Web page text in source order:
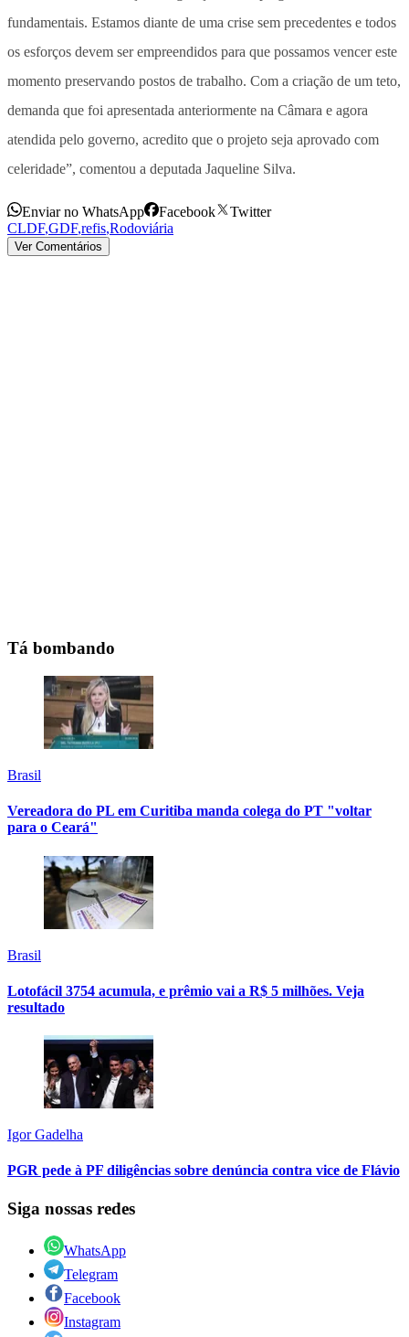
fundamentais. Estamos diante de uma crise sem precedentes e todos
os esforços devem ser empreendidos para que possamos vencer este
momento preservando postos de trabalho. Com a criação de um teto,
demanda que foi apresentada anteriormente na Câmara e agora
atendida pelo governo, acredito que o projeto seja aprovado com
celeridade”, comentou a deputada Jaqueline Silva.
Enviar no WhatsApp Facebook
Twitter
CLDF,GDF,refis,Rodoviária
Ver Comentários
Tá bombando
Brasil
Vereadora do PL em Curitiba manda colega do PT "voltar
para o Ceará"
Brasil
Lotofácil 3754 acumula, e prêmio vai a R$ 5 milhões. Veja
resultado
Igor Gadelha
PGR pede à PF diligências sobre denúncia contra vice de Flávio
Siga nossas redes
WhatsApp
Telegram
Facebook
Instagram